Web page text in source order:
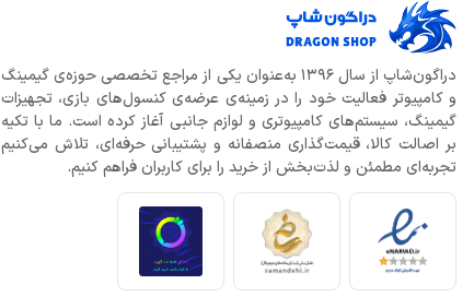
دراگون‌شاپ از سال 1396 به‌عنوان یکی از مراجع تخصصی حوزه‌ی گیمینگ
و کامپیوتر فعالیت خود را در زمینه‌ی عرضه‌ی کنسول‌های بازی، تجهیزات
گیمینگ، سیستم‌های کامپیوتری و لوازم جانبی آغاز کرده است. ما با تکیه
بر اصالت کالا، قیمت‌گذاری منصفانه و پشتیبانی حرفه‌ای، تلاش می‌کنیم
تجربه‌ای مطمئن و لذت‌بخش از خرید را برای کاربران فراهم کنیم.